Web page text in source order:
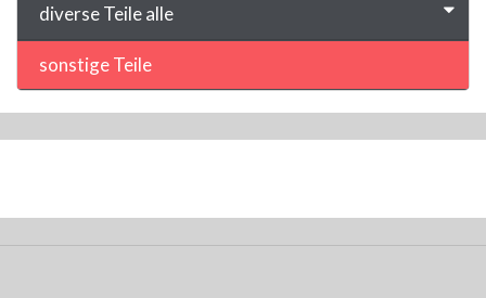
diverse Teile alle
sonstige Teile